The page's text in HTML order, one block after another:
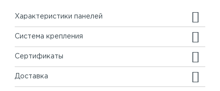
Характеристики панелей
Система крепления
Сертификаты
Доставка